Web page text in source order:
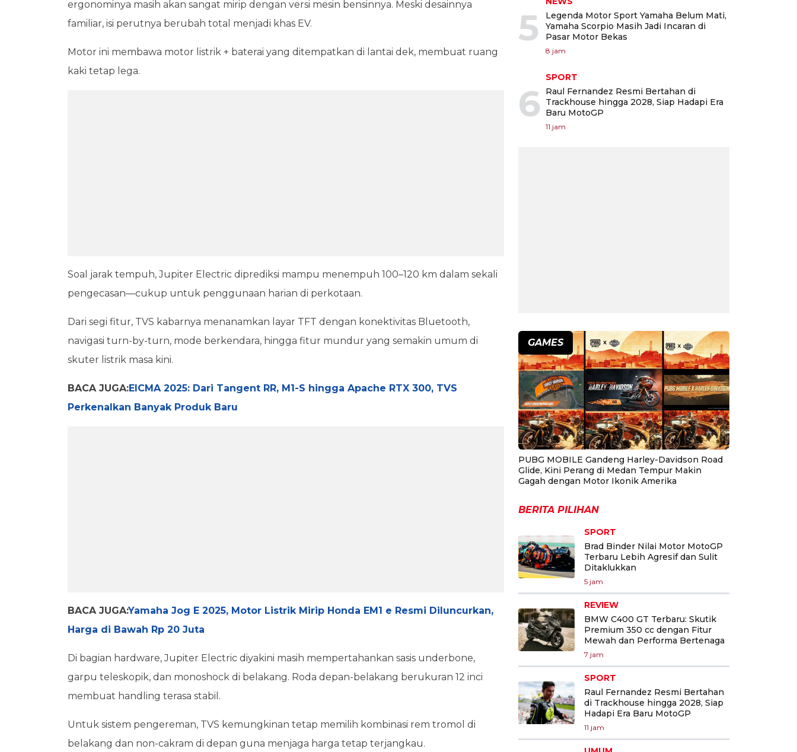
ergonominya masih akan sangat mirip dengan versi mesin bensinnya. Meski desainnya
familiar, isi perutnya berubah total menjadi khas EV.
Motor ini membawa motor listrik + baterai yang ditempatkan di lantai dek, membuat ruang
kaki tetap lega.
Soal jarak tempuh, Jupiter Electric diprediksi mampu menempuh 100–120 km dalam sekali
pengecasan—cukup untuk penggunaan harian di perkotaan.
Dari segi fitur, TVS kabarnya menanamkan layar TFT dengan konektivitas Bluetooth,
navigasi turn-by-turn, mode berkendara, hingga fitur mundur yang semakin umum di
skuter listrik masa kini.
BACA JUGA:EICMA 2025: Dari Tangent RR, M1-S hingga Apache RTX 300, TVS
Perkenalkan Banyak Produk Baru
BACA JUGA:Yamaha Jog E 2025, Motor Listrik Mirip Honda EM1 e Resmi Diluncurkan,
Harga di Bawah Rp 20 Juta
Di bagian hardware, Jupiter Electric diyakini masih mempertahankan sasis underbone,
garpu teleskopik, dan monoshock di belakang. Roda depan-belakang berukuran 12 inci
membuat handling terasa stabil.
Untuk sistem pengereman, TVS kemungkinan tetap memilih kombinasi rem tromol di
belakang dan non-cakram di depan guna menjaga harga tetap terjangkau.
5
Legenda Motor Sport Yamaha Belum Mati,
Yamaha Scorpio Masih Jadi Incaran di
Pasar Motor Bekas
8 jam
6
SPORT
Raul Fernandez Resmi Bertahan di
Trackhouse hingga 2028, Siap Hadapi Era
Baru MotoGP
11 jam
GAMES
PUBG MOBILE Gandeng Harley-Davidson Road
Glide, Kini Perang di Medan Tempur Makin
Gagah dengan Motor Ikonik Amerika
BERITA PILIHAN
SPORT
Brad Binder Nilai Motor MotoGP
Terbaru Lebih Agresif dan Sulit
Ditaklukkan
5 jam
REVIEW
BMW C400 GT Terbaru: Skutik
Premium 350 cc dengan Fitur
Mewah dan Performa Bertenaga
7 jam
SPORT
Raul Fernandez Resmi Bertahan
di Trackhouse hingga 2028, Siap
Hadapi Era Baru MotoGP
11 jam